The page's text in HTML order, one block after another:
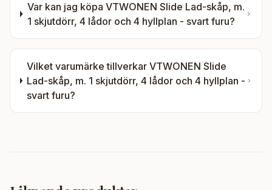
Var kan jag köpa VTWONEN Slide Lad-skåp, m.
1 skjutdörr, 4 lådor och 4 hyllplan - svart furu?
Vilket varumärke tillverkarVTWONEN Slide
Lad-skåp, m. 1 skjutdörr, 4 lådor och 4 hyllplan -
svart furu?